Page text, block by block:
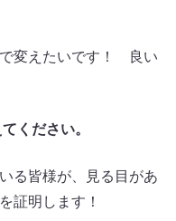
変えたいです！ 良い
ください。
る皆様が、見る目があ
証明します！